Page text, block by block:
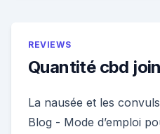
REVIEWS
Quantité cbd
La nausée et les
Blog - Mode d’emploi